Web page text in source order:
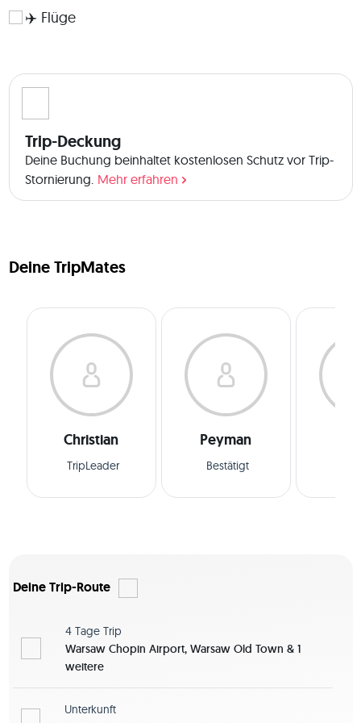
✈️ Flüge
Trip-Deckung
Deine Buchung beinhaltet kostenlosen Schutz vor Trip-
Stornierung. Mehr erfahren
Deine TripMates
Christian
TripLeader
Peyman
Bestätigt
Deine Trip-Route
4 Tage Trip
Warsaw Chopin Airport, Warsaw Old Town & 1
weitere
Unterkunft